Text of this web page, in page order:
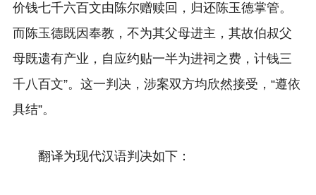
价钱七千六百文由陈尔赠赎回，归还陈玉德掌管。
而陈玉德既因奉教，不为其父母进主，其故伯叔父
母既遗有产业，自应约贴一半为进祠之费，计钱三
千八百文”。这一判决，涉案双方均欣然接受，“遵依
具结”。
翻译为现代汉语判决如下：